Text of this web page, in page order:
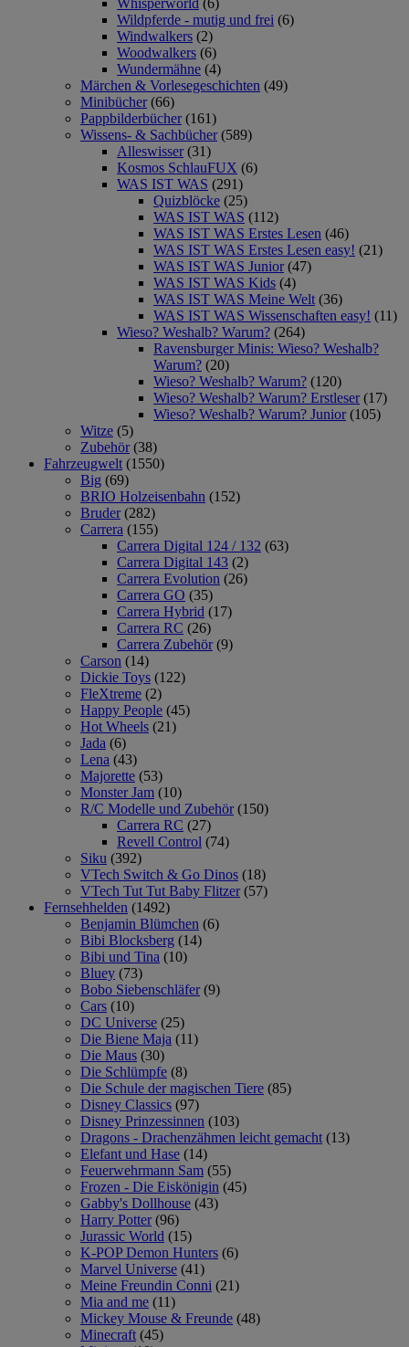
Whisperworld (6)
Wildpferde - mutig und frei (6)
Windwalkers (2)
Woodwalkers (6)
Wundermähne (4)
Märchen & Vorlesegeschichten (49)
Minibücher (66)
Pappbilderbücher (161)
Wissens- & Sachbücher (589)
Alleswisser (31)
Kosmos SchlauFUX (6)
WAS IST WAS (291)
Quizblöcke (25)
WAS IST WAS (112)
WAS IST WAS Erstes Lesen (46)
WAS IST WAS Erstes Lesen easy! (21)
WAS IST WAS Junior (47)
WAS IST WAS Kids (4)
WAS IST WAS Meine Welt (36)
WAS IST WAS Wissenschaften easy! (11)
Wieso? Weshalb? Warum? (264)
Ravensburger Minis: Wieso? Weshalb?
Warum? (20)
Wieso? Weshalb? Warum? (120)
Wieso? Weshalb? Warum? Erstleser (17)
Wieso? Weshalb? Warum? Junior (105)
Witze (5)
Zubehör (38)
Fahrzeugwelt (1550)
Big (69)
BRIO Holzeisenbahn (152)
Bruder (282)
Carrera (155)
Carrera Digital 124 / 132 (63)
Carrera Digital 143 (2)
Carrera Evolution (26)
Carrera GO (35)
Carrera Hybrid (17)
Carrera RC (26)
Carrera Zubehör (9)
Carson (14)
Dickie Toys (122)
FleXtreme (2)
Happy People (45)
Hot Wheels (21)
Jada (6)
Lena (43)
Majorette (53)
Monster Jam (10)
R/C Modelle und Zubehör (150)
Carrera RC (27)
Revell Control (74)
Siku (392)
VTech Switch & Go Dinos (18)
VTech Tut Tut Baby Flitzer (57)
Fernsehhelden (1492)
Benjamin Blümchen (6)
Bibi Blocksberg (14)
Bibi und Tina (10)
Bluey (73)
Bobo Siebenschläfer (9)
Cars (10)
DC Universe (25)
Die Biene Maja (11)
Die Maus (30)
Die Schlümpfe (8)
Die Schule der magischen Tiere (85)
Disney Classics (97)
Disney Prinzessinnen (103)
Dragons - Drachenzähmen leicht gemacht (13)
Elefant und Hase (14)
Feuerwehrmann Sam (55)
Frozen - Die Eiskönigin (45)
Gabby's Dollhouse (43)
Harry Potter (96)
Jurassic World (15)
K-POP Demon Hunters (6)
Marvel Universe (41)
Meine Freundin Conni (21)
Mia and me (11)
Mickey Mouse & Freunde (48)
Minecraft (45)